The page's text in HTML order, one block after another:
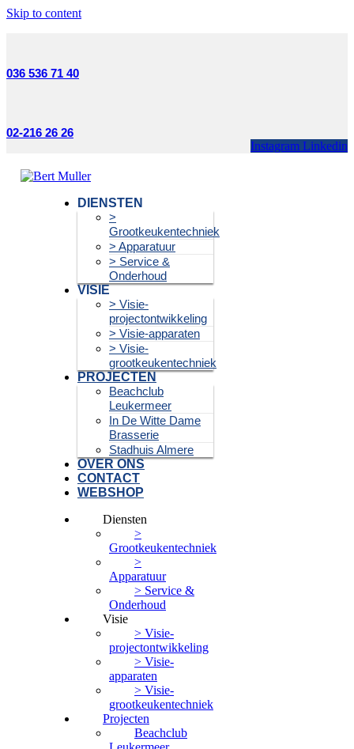
Skip to content
036 536 71 40
02-216 26 26
Instagram Linkedin
DIENSTEN
>
Grootkeukentechniek
> Apparatuur
> Service &
Onderhoud
VISIE
> Visie-
projectontwikkeling
> Visie-apparaten
> Visie-
grootkeukentechniek
PROJECTEN
Beachclub
Leukermeer
In De Witte Dame
Brasserie
Stadhuis Almere
OVER ONS
CONTACT
WEBSHOP
Diensten
>
Grootkeukentechniek
>
Apparatuur
> Service &
Onderhoud
Visie
> Visie-
projectontwikkeling
> Visie-
apparaten
> Visie-
grootkeukentechniek
Projecten
Beachclub